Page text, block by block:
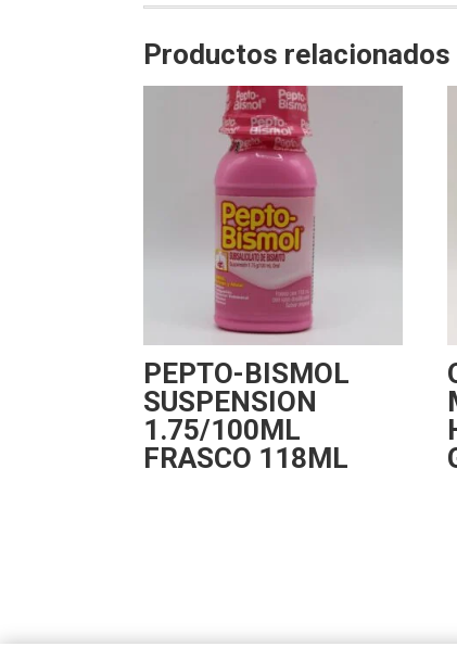
Productos relacionados
PEPTO-BISMOL
SUSPENSION
1.75/100ML
FRASCO 118ML